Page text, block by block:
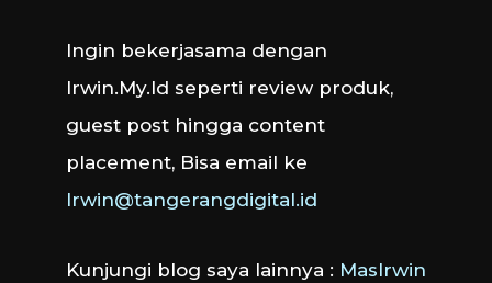
Ingin bekerjasama dengan
Irwin.My.Id seperti review produk,
guest post hingga content
placement, Bisa email ke
Irwin@tangerangdigital.id
Kunjungi blog saya lainnya : MasIrwin